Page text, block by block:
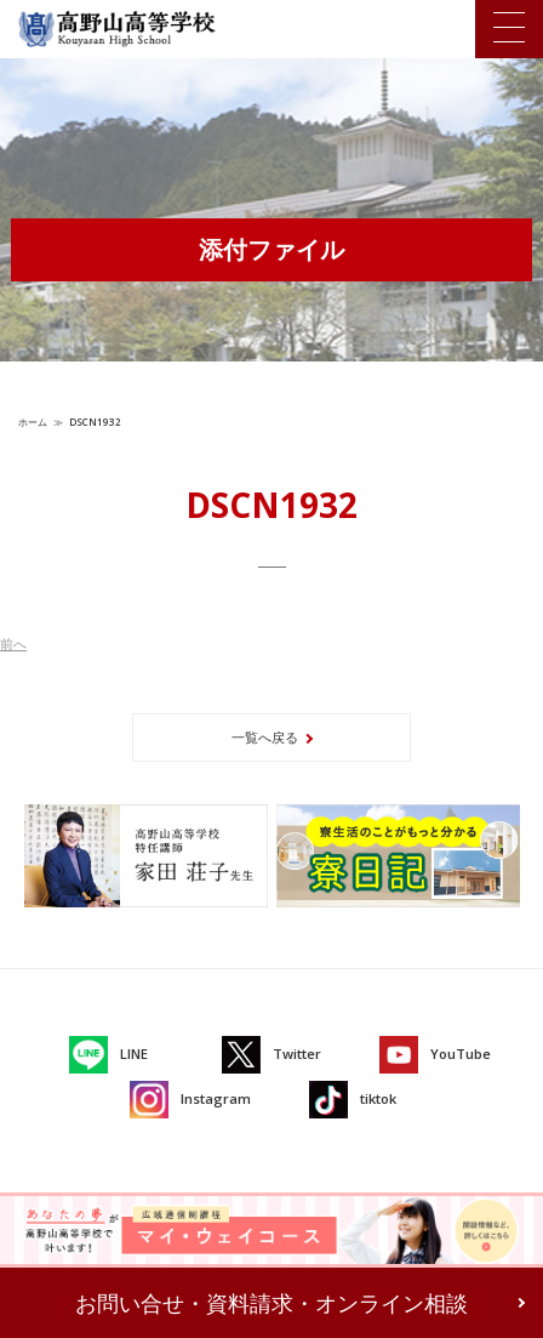
添付ファイル
ホーム ≫ DSCN1932
DSCN1932
前へ
一覧へ戻る
LINE Twitter YouTube
Instagram tiktok
お問い合せ・資料請求・オンライン相談